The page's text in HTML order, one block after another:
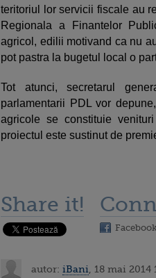
teritoriul lor servicii fiscale au
Regionala a Finantelor
agricol, edilii motivand ca nu
pot pastra la bugetul local o
Tot atunci, secretarul
parlamentarii PDL vor
agricole se constituie
proiectul este sustinut de
Share it!
Facebook
autor: iBani , 18 mai 2014